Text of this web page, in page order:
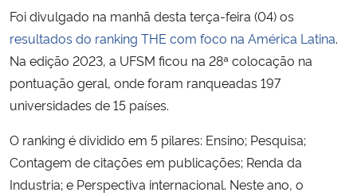
Planalto
Foi divulgado na manhã desta terça-feira (04) os
resultados do ranking THE com foco na América Latina.
Na edição 2023, a UFSM ficou na 28ª colocação na
pontuação geral, onde foram ranqueadas 197
universidades de 15 países.
O ranking é dividido em 5 pilares: Ensino; Pesquisa;
Contagem de citações em publicações; Renda da
Industria; e Perspectiva internacional. Neste ano, o